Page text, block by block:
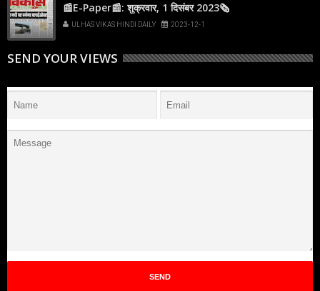
📰E-Paper📰: शुक्रवार, 1 दिसंबर 2023🗞
ULHAS VIKAS HINDI DAILY 2023-12-1
SEND YOUR VIEWS